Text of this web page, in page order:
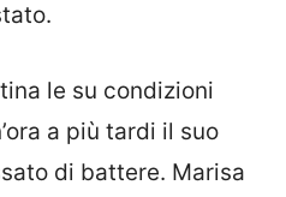
le su condizioni
a più tardi il suo
di battere. Marisa